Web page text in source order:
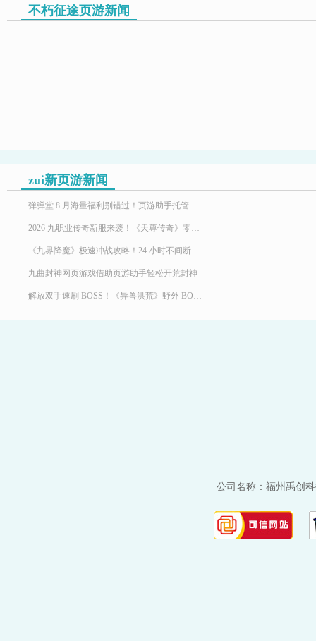
不朽征途页游新闻
zui新页游新闻
弹弹堂 8 月海量福利别错过！页游助手托管挂机，限定时装轻松到手
2026 九职业传奇新服来袭！《天尊传奇》零氪高效发育，快速玩转霸服
《九界降魔》极速冲战攻略！24 小时不间断堆战力霸服
九曲封神网页游戏借助页游助手轻松开荒封神
解放双手速刷 BOSS！《异兽洪荒》野外 BOSS 玩法，页游助手挂机打宝两不误
公司名称：福州禹创